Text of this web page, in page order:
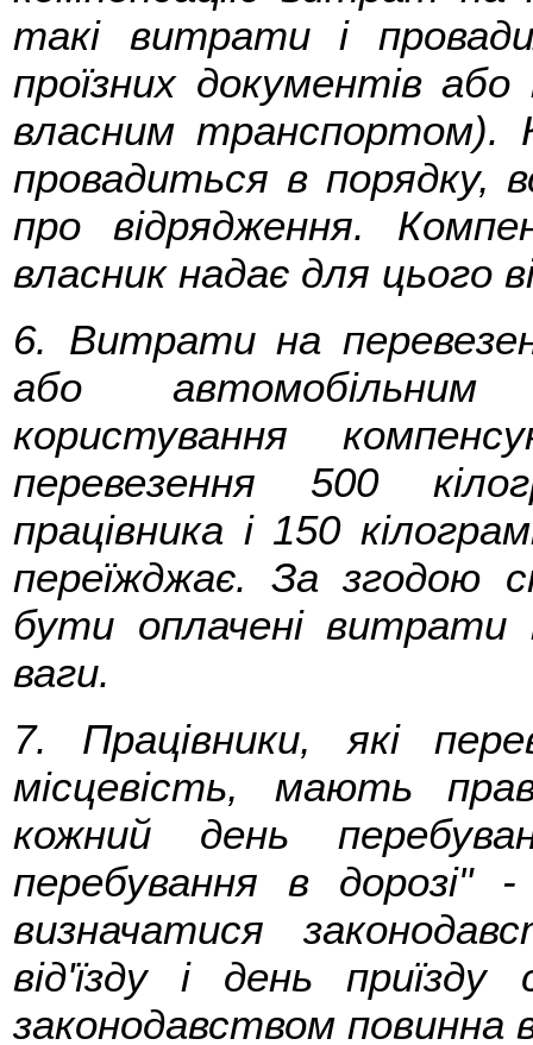
такі витрати і
проїзних документів або
власним транспортом).
провадиться в порядку,
про відрядження.
власник надає для цього
6. Витрати на
або автомобільним
користування
перевезення 500
працівника і 150
переїжджає. За згодою
бути оплачені витрати
ваги.
7. Працівники, які
місцевість, мають
кожний день
перебування в
визначатися
від'їзду і день
законодавством повинна